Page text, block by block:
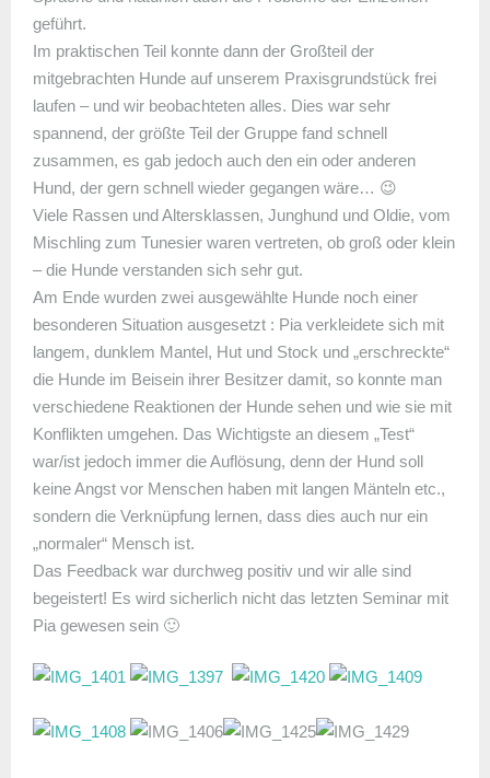
geführt.
Im praktischen Teil konnte dann der Großteil der
mitgebrachten Hunde auf unserem Praxisgrundstück frei
laufen – und wir beobachteten alles. Dies war sehr
spannend, der größte Teil der Gruppe fand schnell
zusammen, es gab jedoch auch den ein oder anderen
Hund, der gern schnell wieder gegangen wäre… 😉
Viele Rassen und Altersklassen, Junghund und Oldie, vom
Mischling zum Tunesier waren vertreten, ob groß oder klein
– die Hunde verstanden sich sehr gut.
Am Ende wurden zwei ausgewählte Hunde noch einer
besonderen Situation ausgesetzt : Pia verkleidete sich mit
langem, dunklem Mantel, Hut und Stock und „erschreckte“
die Hunde im Beisein ihrer Besitzer damit, so konnte man
verschiedene Reaktionen der Hunde sehen und wie sie mit
Konflikten umgehen. Das Wichtigste an diesem „Test“
war/ist jedoch immer die Auflösung, denn der Hund soll
keine Angst vor Menschen haben mit langen Mänteln etc.,
sondern die Verknüpfung lernen, dass dies auch nur ein
„normaler“ Mensch ist.
Das Feedback war durchweg positiv und wir alle sind
begeistert! Es wird sicherlich nicht das letzten Seminar mit
Pia gewesen sein 🙂